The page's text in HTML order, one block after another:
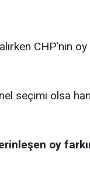
CHP'nin oy
seçimi olsa
oy